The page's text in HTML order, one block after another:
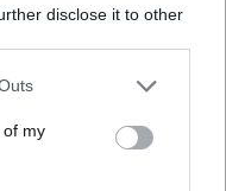
disclose it to other
one or more Google
You may click to
its third-party tags to
in below Google
of my
εμπειρίες θα